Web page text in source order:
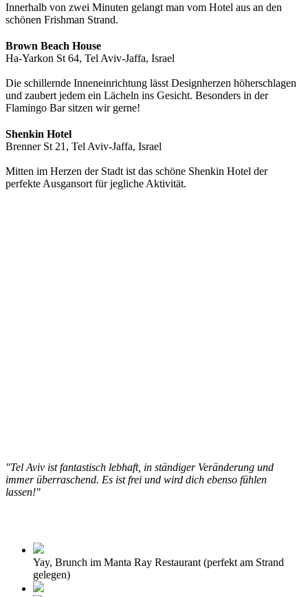
Innerhalb von zwei Minuten gelangt man vom Hotel aus an den
schönen Frishman Strand.
Brown Beach House
Ha-Yarkon St 64, Tel Aviv-Jaffa, Israel
Die schillernde Inneneinrichtung lässt Designherzen höherschlagen
und zaubert jedem ein Lächeln ins Gesicht. Besonders in der
Flamingo Bar sitzen wir gerne!
Shenkin Hotel
Brenner St 21, Tel Aviv-Jaffa, Israel
Mitten im Herzen der Stadt ist das schöne Shenkin Hotel der
perfekte Ausgansort für jegliche Aktivität.
"Tel Aviv ist fantastisch lebhaft, in ständiger Veränderung und
immer überraschend. Es ist frei und wird dich ebenso fühlen
lassen!"
Yay, Brunch im Manta Ray Restaurant (perfekt am Strand
gelegen)